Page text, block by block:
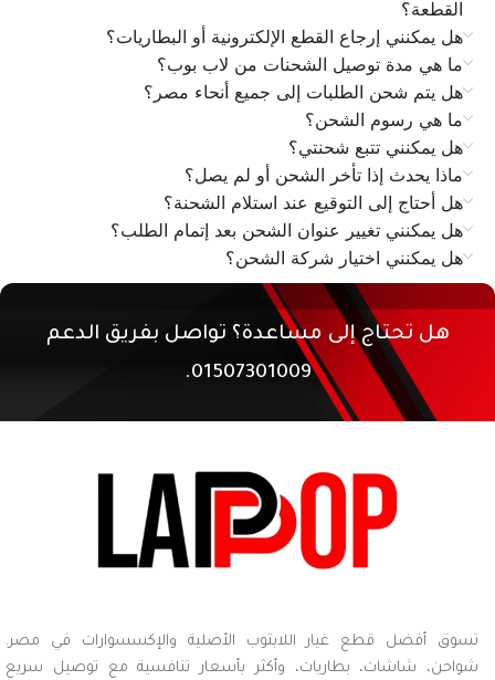
القطعة؟
هل يمكنني إرجاع القطع الإلكترونية أو البطاريات؟
ما هي مدة توصيل الشحنات من لاب بوب؟
هل يتم شحن الطلبات إلى جميع أنحاء مصر؟
ما هي رسوم الشحن؟
هل يمكنني تتبع شحنتي؟
ماذا يحدث إذا تأخر الشحن أو لم يصل؟
هل أحتاج إلى التوقيع عند استلام الشحنة؟
هل يمكنني تغيير عنوان الشحن بعد إتمام الطلب؟
هل يمكنني اختيار شركة الشحن؟
هل تحتاج إلى مساعدة؟ تواصل بفريق الدعم
01507301009.
تسوق أفضل قطع غيار اللابتوب الأصلية والإكسسوارات في مصر.
شواحن، شاشات، بطاريات، وأكثر بأسعار تنافسية مع توصيل سريع